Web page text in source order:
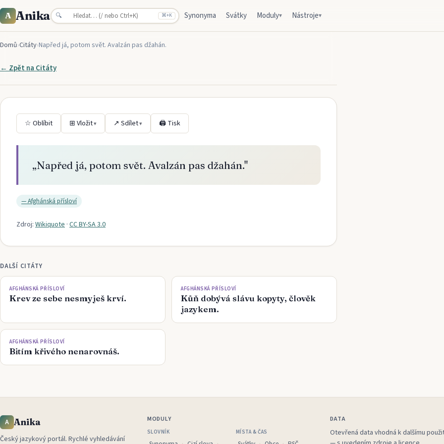
A Anika 🔍 ⌘+K Synonyma Svátky Moduly▾ Nástroje▾
Domů›Citáty›Napřed já, potom svět. Avalzán pas džahán.
← Zpět na Citáty
☆ Oblíbit ⊞ Vložit▾ ↗ Sdílet▾ 🖨 Tisk
„Napřed já, potom svět. Avalzán pas džahán."
—Afghánská přísloví
Zdroj: Wikiquote · CC BY-SA 3.0
DALŠÍ CITÁTY
AFGHÁNSKÁ PŘÍSLOVÍ
Krev ze sebe nesmyješ krví.
AFGHÁNSKÁ PŘÍSLOVÍ
Kůň dobývá slávu kopyty, člověk
jazykem.
AFGHÁNSKÁ PŘÍSLOVÍ
Bitím křivého nenarovnáš.
A Anika
Český jazykový portál. Rychlé vyhledávání
MODULY
SLOVNÍK MÍSTA & ČAS
DATA
Otevřená data vhodná k dalšímu